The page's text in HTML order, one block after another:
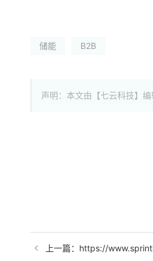
储能 B2B
声明：本文由【七云科技】
上一篇：https://